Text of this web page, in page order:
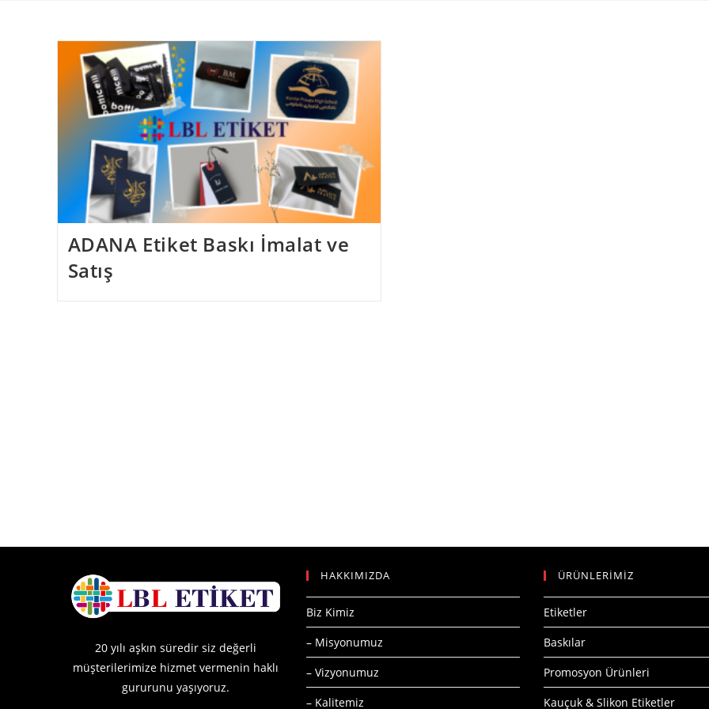
ADANA Etiket Baskı İmalat ve
Satış
20 yılı aşkın süredir siz değerli
müşterilerimize hizmet vermenin haklı
gururunu yaşıyoruz.
HAKKIMIZDA
Biz Kimiz
– Misyonumuz
– Vizyonumuz
– Kalitemiz
ÜRÜNLERİMİZ
Etiketler
Baskılar
Promosyon Ürünleri
Kauçuk & Slikon Etiketler